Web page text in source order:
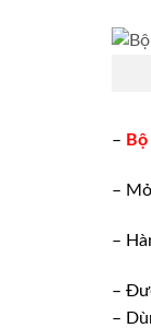
–
–
–
–
–